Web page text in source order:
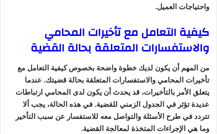
واحتياجات العميل.
كيفية التعامل مع تأخيرات المحامي
والاستفسارات المتعلقة بحالة القضية
من المهم أن يكون لديك خطوة واضحة بخصوص كيفية التعامل مع
تأخيرات المحامي والاستفسارات المتعلقة بحالة قضيتك. عندما
يتعلق الأمر بالتأخيرات، قد يحدث أن يكون لدى المحامي ارتباطات
عديدة تؤثر في الجدول الزمني للقضية. في هذه الحالة، يجب ألا
تتردد في طرح الأسئلة والتواصل معه للاستفسار عن سبب التأخير
وما هي الإجراءات المتخذة لمعالجة القضية.